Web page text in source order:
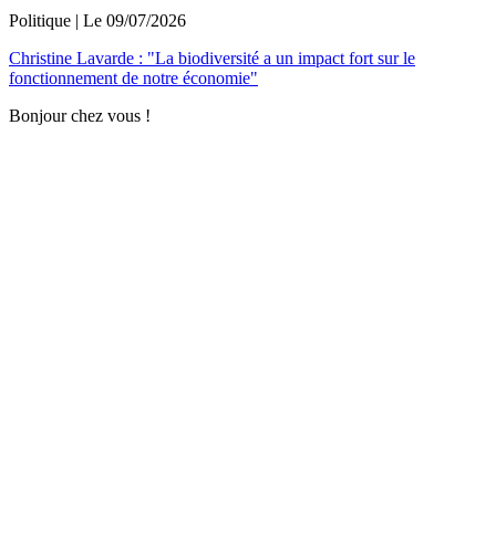
Politique | Le 09/07/2026
Christine Lavarde : "La biodiversité a un impact fort sur le
fonctionnement de notre économie"
Bonjour chez vous !